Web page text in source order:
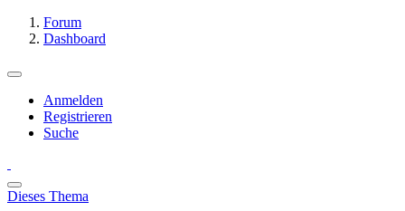
Forum
Dashboard
Anmelden
Registrieren
Suche
Dieses Thema